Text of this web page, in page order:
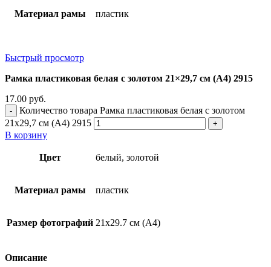
Материал рамы пластик
Быстрый просмотр
Рамка пластиковая белая с золотом 21×29,7 см (А4) 2915
17.00 руб.
Количество товара Рамка пластиковая белая с золотом
21x29,7 см (А4) 2915
В корзину
Цвет белый, золотой
Материал рамы пластик
Размер фотографий 21х29.7 см (А4)
Описание